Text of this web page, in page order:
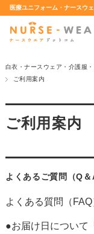
医療ユニフォーム・ナースウ
白衣・ナースウェア・介護服
ご利用案内
ご利用案内
よくあるご質問（Q＆
よくある質問（FAQ
●お届け日について